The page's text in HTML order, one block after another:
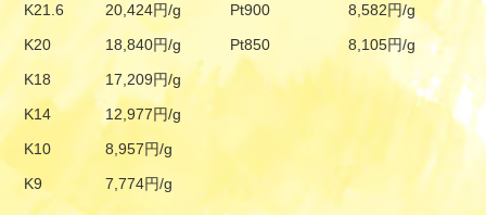
K21.6
20,424円/g Pt900
8,582円/g
K20
18,840円/g Pt850
8,105円/g
K18
17,209円/g
K14
12,977円/g
K10
8,957円/g
K9
7,774円/g